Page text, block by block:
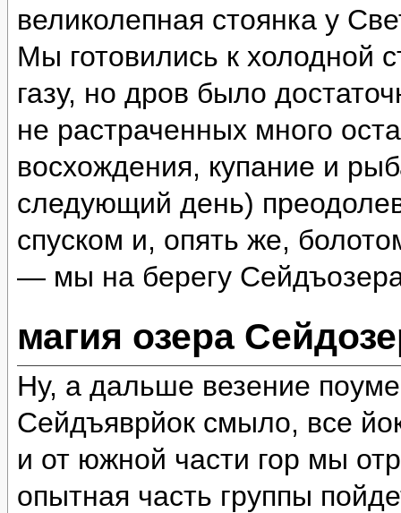
великолепная стоянка у
Мы готовились к холодной
газу, но дров было
не растраченных много
восхождения, купание и
следующий день)
спуском и, опять же,
— мы на берегу
магия озера
Ну, а дальше везение
Сейдъяврйок смыло, все
и от южной части гор мы
опытная часть группы